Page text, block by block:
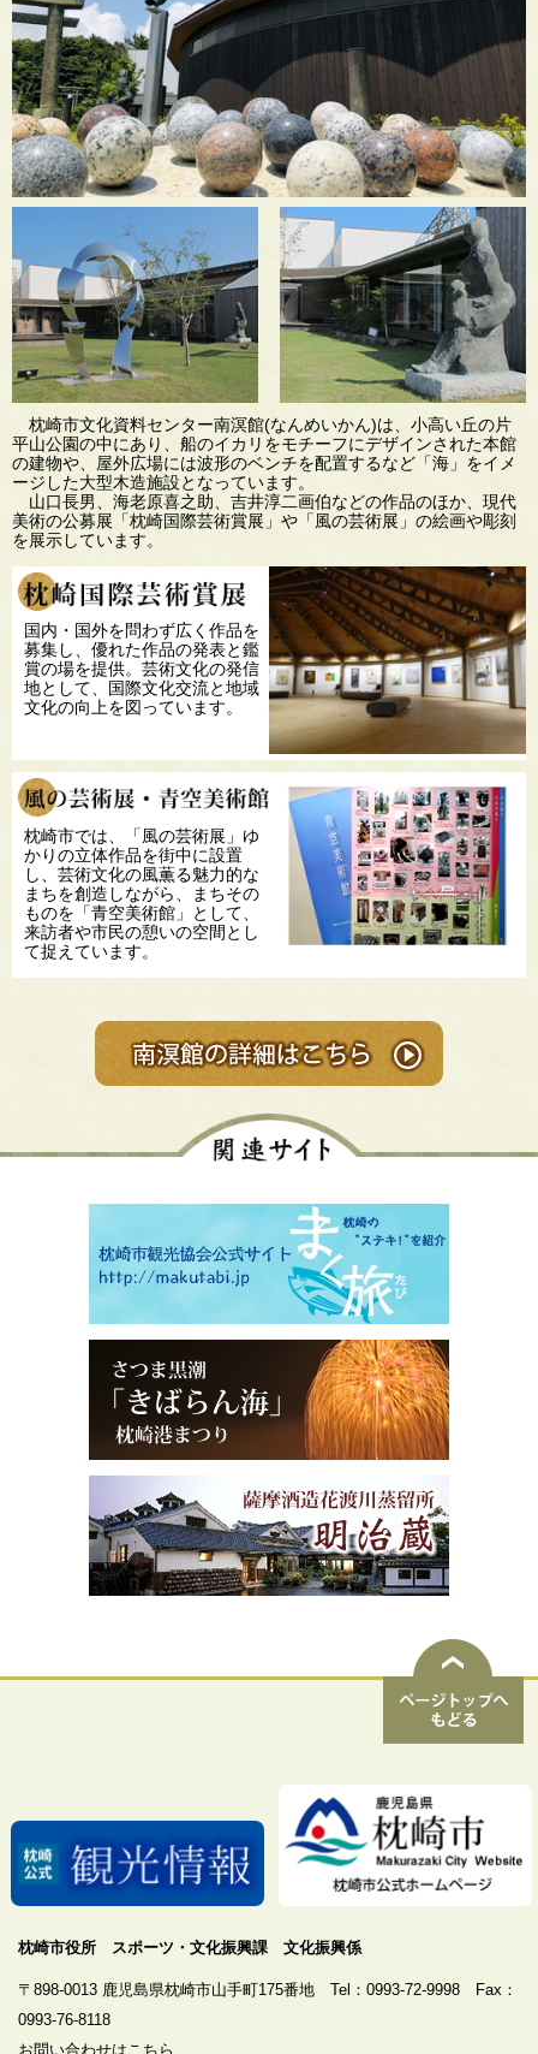
枕崎市文化資料センター南溟館(なんめいかん)は、小高い丘の片
平山公園の中にあり、船のイカリをモチーフにデザインされた本館
の建物や、屋外広場には波形のベンチを配置するなど「海」をイメ
ージした大型木造施設となっています。
山口長男、海老原喜之助、吉井淳二画伯などの作品のほか、現代
美術の公募展「枕崎国際芸術賞展」や「風の芸術展」の絵画や彫刻
を展示しています。
枕崎国際芸術賞展
国内・国外を問わず広く作品を
募集し、優れた作品の発表と鑑
賞の場を提供。芸術文化の発信
地として、国際文化交流と地域
文化の向上を図っています。
枕崎市では、「風の芸術展」ゆ
かりの立体作品を街中に設置
し、芸術文化の風薫る魅力的な
まちを創造しながら、まちその
ものを「青空美術館」として、
来訪者や市民の憩いの空間とし
て捉えています。
ジ
ト
ッ
プ
も
る
枕崎市役所 スポーツ・文化振興課 文化振興係
〒898-0013 鹿児島県枕崎市山手町175番地 Tel：0993-72-9998 Fax：
0993-76-8118
お問い合わせはこちら